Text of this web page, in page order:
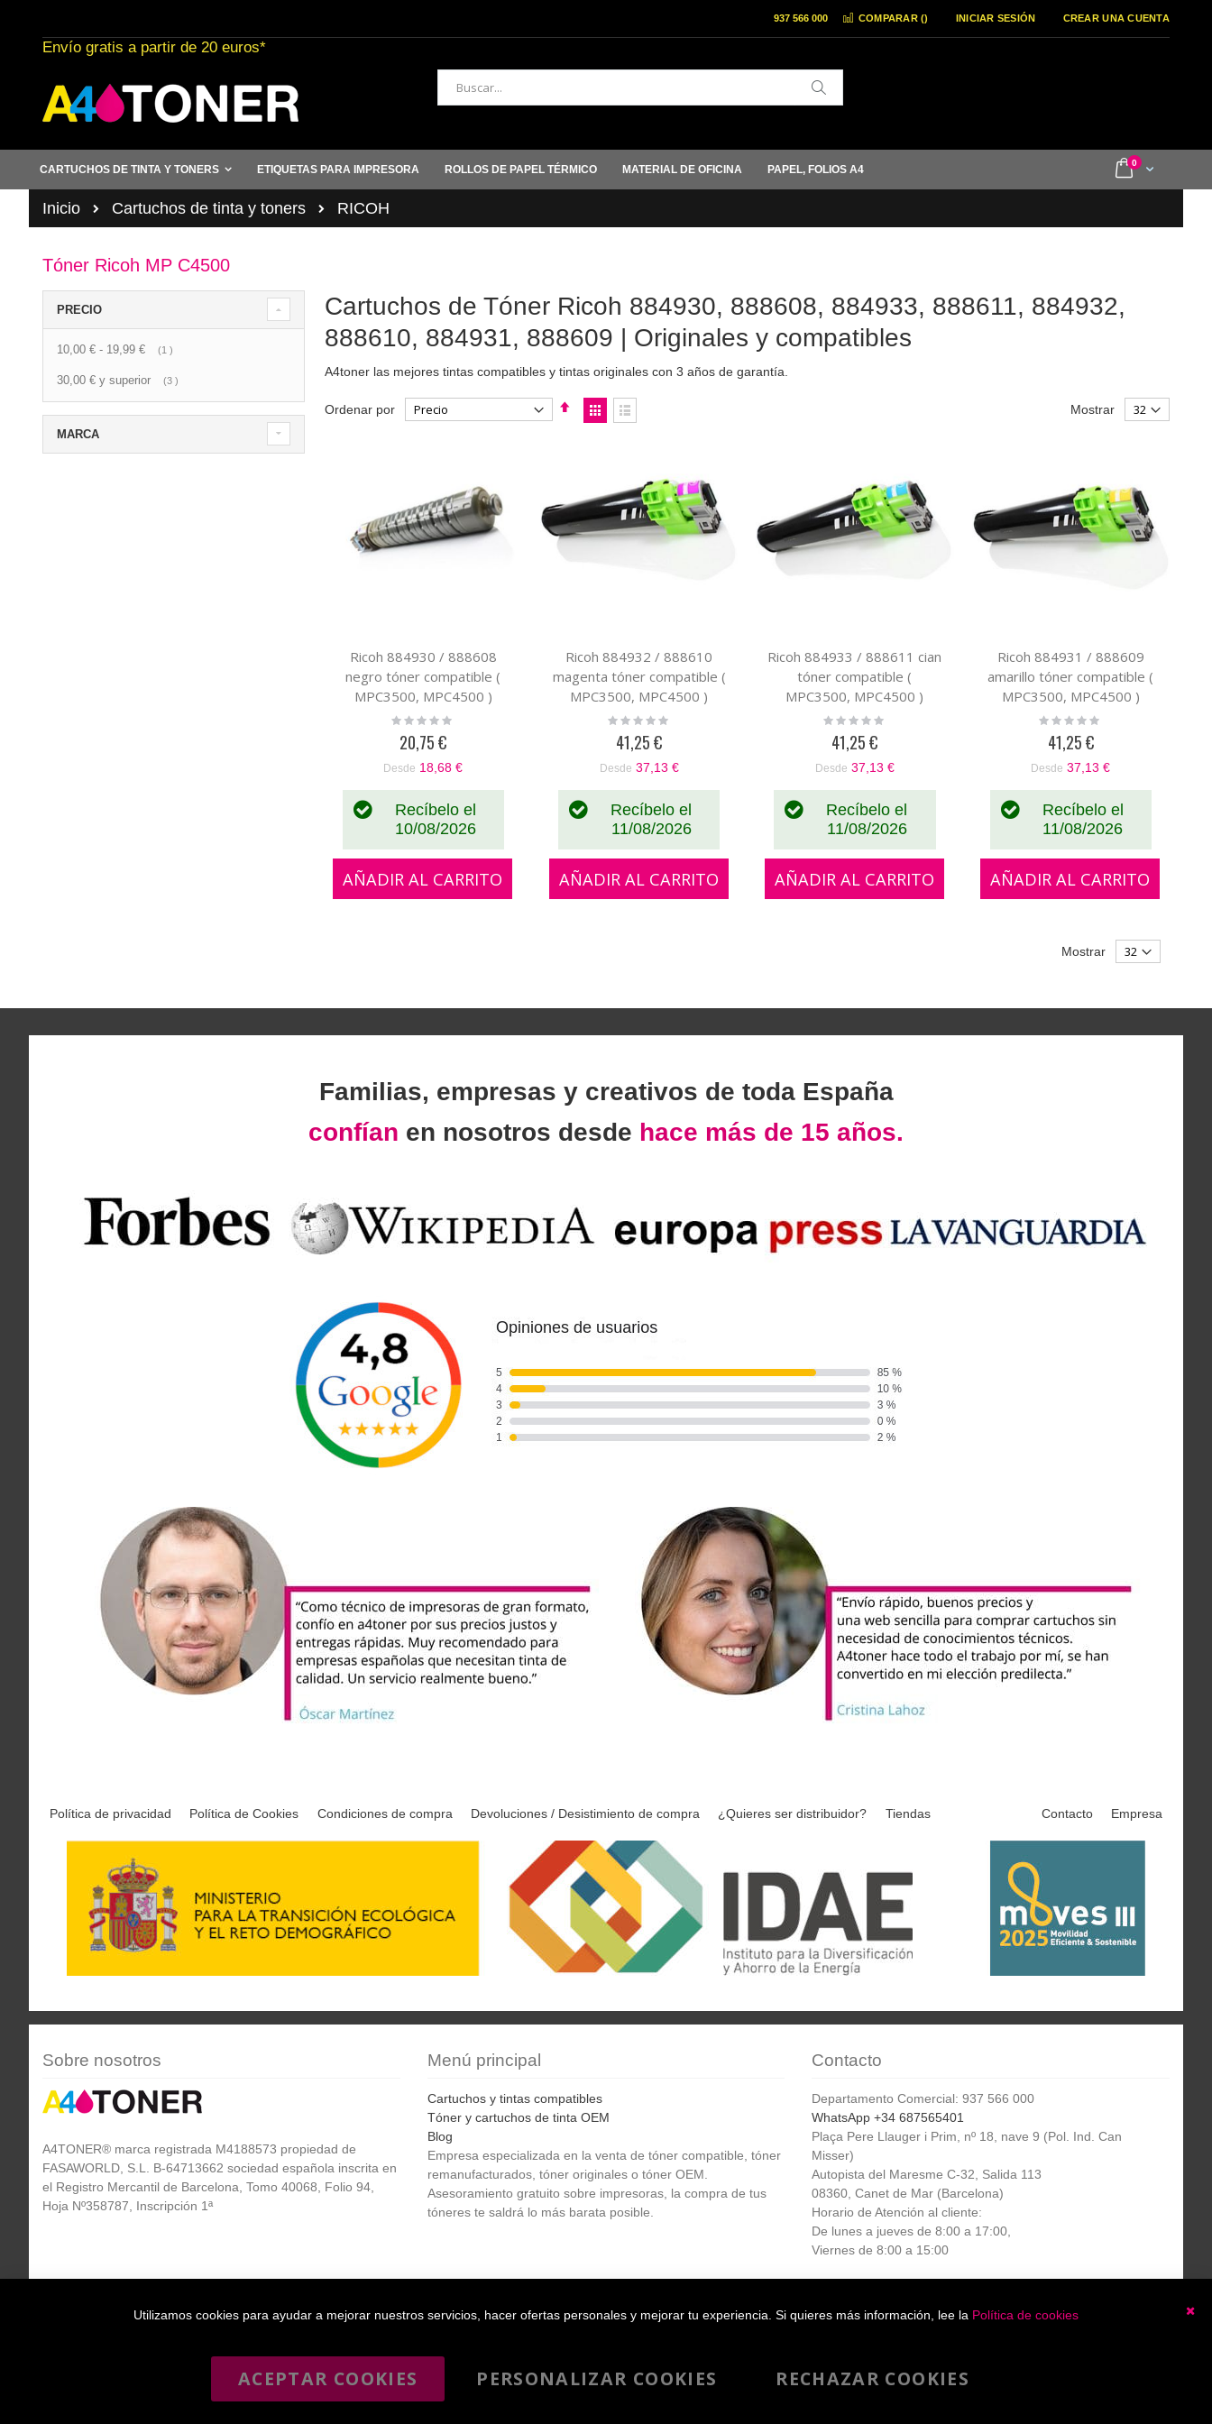
al
contenido
COMPARAR () INICIAR SESIÓN CREAR UNA CUENTA
937 566 000
Envío gratis a partir de 20 euros*
Buscar
Cart
0items
CARTUCHOS DE TINTA Y TONERS ETIQUETAS PARA IMPRESORA ROLLOS DE PAPEL TÉRMICO MATERIAL DE OFICINA PAPEL, FOLIOS A4
Inicio Cartuchos de tinta y toners RICOH
Tóner Ricoh MP C4500
Cartuchos de Tóner Ricoh 884930, 888608, 884933, 888611, 884932,
888610, 884931, 888609 | Originales y compatibles
A4toner las mejores tintas compatibles y tintas originales con 3 años de garantía.
Ordenar por
Fijar
Dirección
Ver
como
Mostrar
Ricoh 884930 / 888608
negro tóner compatible (
MPC3500, MPC4500 )
Rating:
20,75 €
Desde 18,68 €
Recíbelo el
10/08/2026
AÑADIR AL CARRITO
Ricoh 884932 / 888610
magenta tóner compatible (
MPC3500, MPC4500 )
Rating:
41,25 €
Desde 37,13 €
Recíbelo el
11/08/2026
AÑADIR AL CARRITO
Ricoh 884933 / 888611 cian
tóner compatible (
MPC3500, MPC4500 )
Rating:
41,25 €
Desde 37,13 €
Recíbelo el
11/08/2026
AÑADIR AL CARRITO
Ricoh 884931 / 888609
amarillo tóner compatible (
MPC3500, MPC4500 )
Rating:
41,25 €
Desde 37,13 €
Recíbelo el
11/08/2026
AÑADIR AL CARRITO
Mostrar
PRECIO
10,00 € - 19,99 € 1 artículo
30,00 € y superior 3 artículo
MARCA
Familias, empresas y creativos de toda España
confían en nosotros desde hace más de 15 años.
Política de privacidad Política de Cookies Condiciones de compra Devoluciones / Desistimiento de compra ¿Quieres ser distribuidor? Tiendas Contacto Empresa
Sobre nosotros
A4TONER® marca registrada M4188573 propiedad de
FASAWORLD, S.L. B-64713662 sociedad española inscrita en
el Registro Mercantil de Barcelona, Tomo 40068, Folio 94,
Hoja Nº358787, Inscripción 1ª
Menú principal
Cartuchos y tintas compatibles
Tóner y cartuchos de tinta OEM
Blog
Empresa especializada en la venta de tóner compatible, tóner
remanufacturados, tóner originales o tóner OEM.
Asesoramiento gratuito sobre impresoras, la compra de tus
tóneres te saldrá lo más barata posible.
Contacto
Departamento Comercial: 937 566 000
WhatsApp +34 687565401
Plaça Pere Llauger i Prim, nº 18, nave 9 (Pol. Ind. Can
Misser)
Autopista del Maresme C-32, Salida 113
08360, Canet de Mar (Barcelona)
Horario de Atención al cliente:
De lunes a jueves de 8:00 a 17:00,
Viernes de 8:00 a 15:00
informativo
Utilizamos cookies para ayudar a mejorar nuestros servicios, hacer ofertas personales y mejorar tu experiencia. Si quieres más información, lee la Política de cookies
ACEPTAR COOKIES PERSONALIZAR COOKIES RECHAZAR COOKIES